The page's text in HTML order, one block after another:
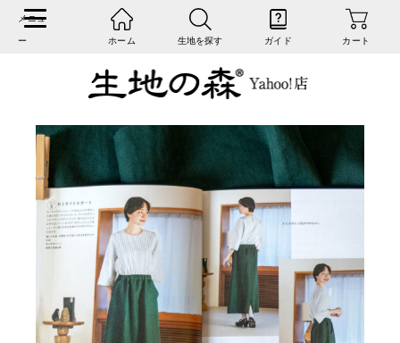
ホーム 生地を探す ガイド カート